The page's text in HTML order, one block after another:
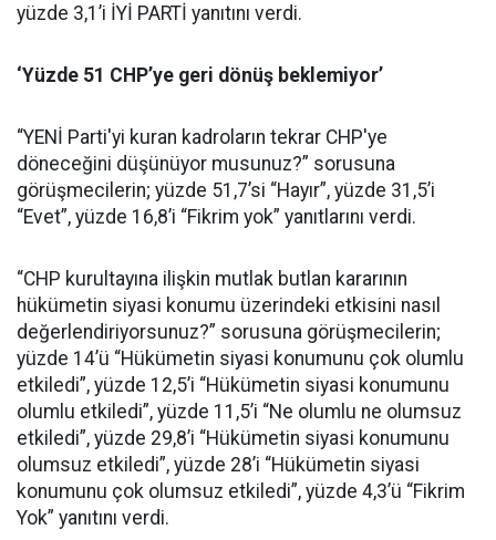
yüzde 3,1’i İYİ PARTİ yanıtını verdi.
‘Yüzde 51 CHP’ye geri dönüş beklemiyor’
“YENİ Parti'yi kuran kadroların tekrar CHP'ye
döneceğini düşünüyor musunuz?” sorusuna
görüşmecilerin; yüzde 51,7’si “Hayır”, yüzde 31,5’i
“Evet”, yüzde 16,8’i “Fikrim yok” yanıtlarını verdi.
“CHP kurultayına ilişkin mutlak butlan kararının
hükümetin siyasi konumu üzerindeki etkisini nasıl
değerlendiriyorsunuz?” sorusuna görüşmecilerin;
yüzde 14’ü “Hükümetin siyasi konumunu çok olumlu
etkiledi”, yüzde 12,5’i “Hükümetin siyasi konumunu
olumlu etkiledi”, yüzde 11,5’i “Ne olumlu ne olumsuz
etkiledi”, yüzde 29,8’i “Hükümetin siyasi konumunu
olumsuz etkiledi”, yüzde 28’i “Hükümetin siyasi
konumunu çok olumsuz etkiledi”, yüzde 4,3’ü “Fikrim
Yok” yanıtını verdi.